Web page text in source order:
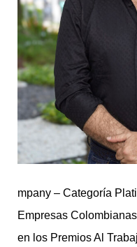
mpany – Categoría
Empresas
en los Premios Al